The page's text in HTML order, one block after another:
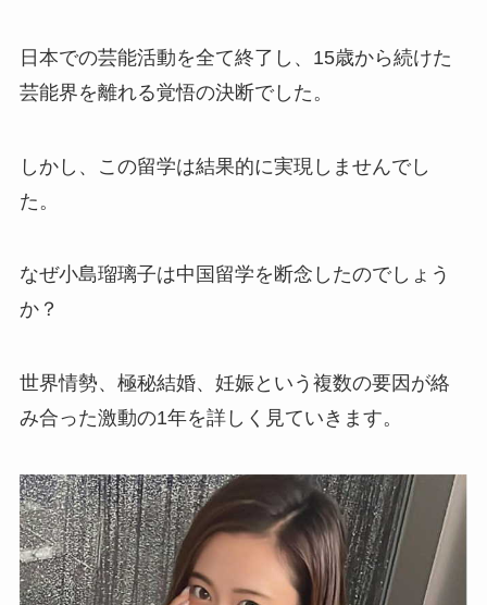
日本での芸能活動を全て終了し、15歳から続けた
芸能界を離れる覚悟の決断でした。​
しかし、この留学は結果的に実現しませんでし
た。​
なぜ小島瑠璃子は中国留学を断念したのでしょう
か？​
世界情勢、極秘結婚、妊娠という複数の要因が絡
み合った激動の1年を詳しく見ていきます。​